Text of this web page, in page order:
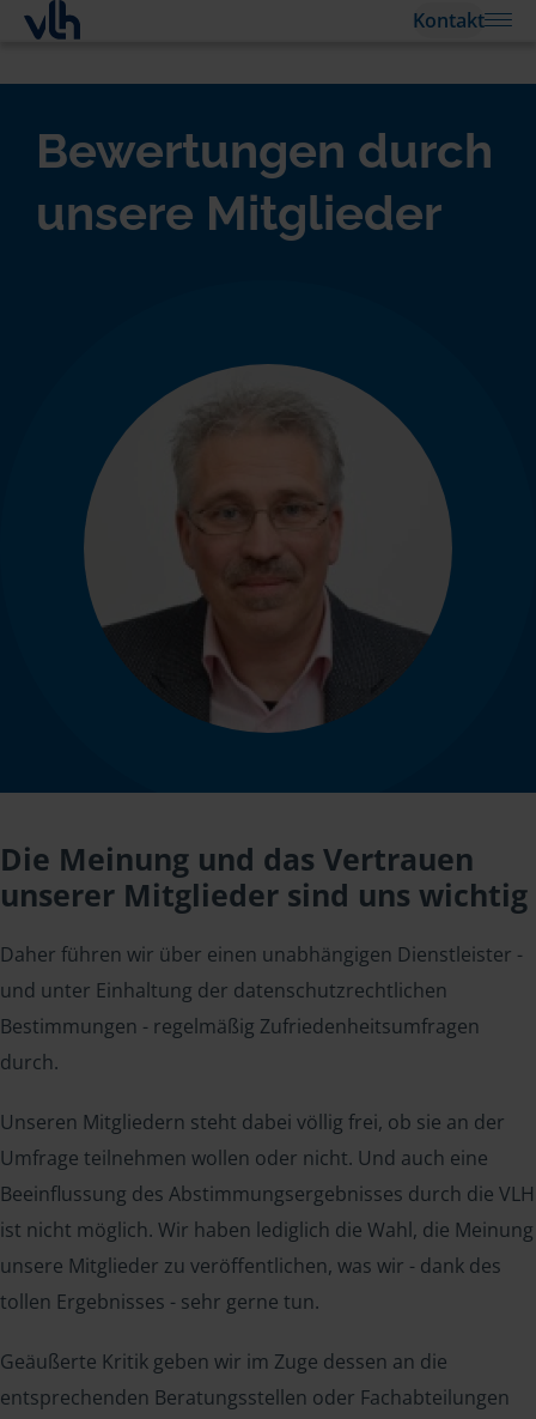
Kontakt
Bewertungen durch
unsere Mitglieder
Die Meinung und das Vertrauen
unserer Mitglieder sind uns wichtig
Daher führen wir über einen unabhängigen Dienstleister -
und unter Einhaltung der datenschutzrechtlichen
Bestimmungen - regelmäßig Zufriedenheitsumfragen
durch.
Unseren Mitgliedern steht dabei völlig frei, ob sie an der
Umfrage teilnehmen wollen oder nicht. Und auch eine
Beeinflussung des Abstimmungsergebnisses durch die VLH
ist nicht möglich. Wir haben lediglich die Wahl, die Meinung
unsere Mitglieder zu veröffentlichen, was wir - dank des
tollen Ergebnisses - sehr gerne tun.
Geäußerte Kritik geben wir im Zuge dessen an die
entsprechenden Beratungsstellen oder Fachabteilungen